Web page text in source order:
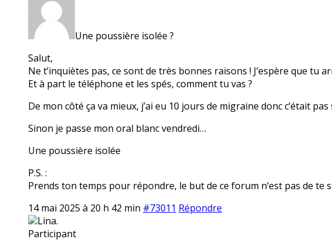
Une poussière isolée ?
Salut,
Ne t’inquiètes pas, ce sont de très bonnes raisons ! J’espère que tu
Et à part le téléphone et les spés, comment tu vas ?
De mon côté ça va mieux, j’ai eu 10 jours de migraine donc c’était
Sinon je passe mon oral blanc vendredi…
Une poussière isolée
P.S. :
Prends ton temps pour répondre, le but de ce forum n’est pas de te
14 mai 2025 à 20 h 42 min #73011 Répondre
Lina.
Participant